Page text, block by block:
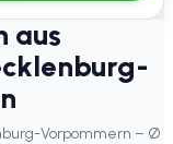
aus
Vorpommern – Ø